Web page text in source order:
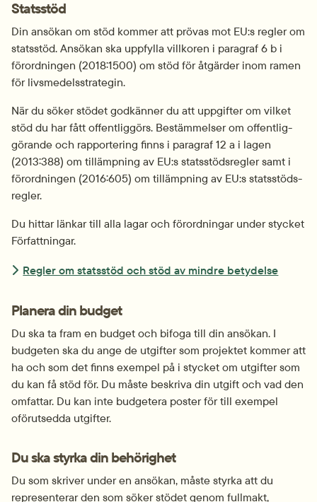
Statsstöd
Din ansökan om stöd kommer att prövas mot EU:s regler om
statsstöd. Ansökan ska uppfylla villkoren i paragraf 6 b i
förordningen (2018:1500) om stöd för åtgärder inom ramen
för livsmedels­strategin.
När du söker stödet godkänner du att uppgifter om vilket
stöd du har fått offentliggörs. Bestämmelser om offentlig­
görande och rapportering finns i paragraf 12 a i lagen
(2013:388) om tillämpning av EU:s statsstöds­regler samt i
förordningen (2016:605) om tillämpning av EU:s statsstöds­
regler.
Du hittar länkar till alla lagar och förordningar under stycket
Författningar.
Regler om statsstöd och stöd av mindre betydelse
Planera din budget
Du ska ta fram en budget och bifoga till din ansökan. I
budgeten ska du ange de utgifter som projektet kommer att
ha och som det finns exempel på i stycket om utgifter som
du kan få stöd för. Du måste beskriva din utgift och vad den
omfattar. Du kan inte budgetera poster för till exempel
oförutsedda utgifter.
Du ska styrka din behörighet
Du som skriver under en ansökan, måste styrka att du
representerar den som söker stödet genom fullmakt,